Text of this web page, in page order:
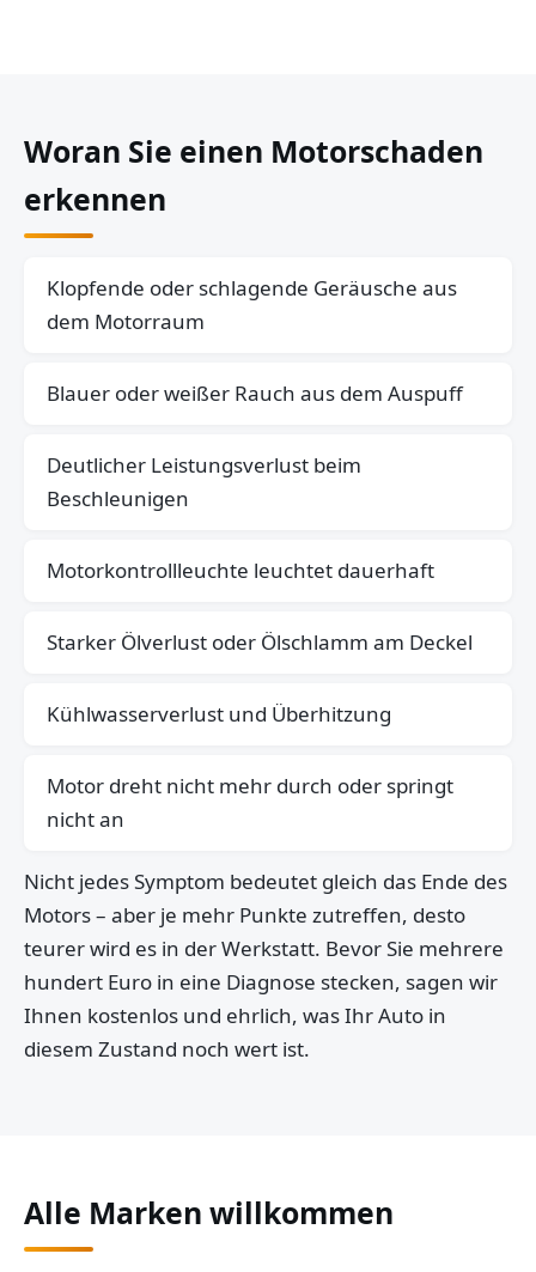
Woran Sie einen Motorschaden
erkennen
Klopfende oder schlagende Geräusche aus
dem Motorraum
Blauer oder weißer Rauch aus dem Auspuff
Deutlicher Leistungsverlust beim
Beschleunigen
Motorkontrollleuchte leuchtet dauerhaft
Starker Ölverlust oder Ölschlamm am Deckel
Kühlwasserverlust und Überhitzung
Motor dreht nicht mehr durch oder springt
nicht an
Nicht jedes Symptom bedeutet gleich das Ende des
Motors – aber je mehr Punkte zutreffen, desto
teurer wird es in der Werkstatt. Bevor Sie mehrere
hundert Euro in eine Diagnose stecken, sagen wir
Ihnen kostenlos und ehrlich, was Ihr Auto in
diesem Zustand noch wert ist.
Alle Marken willkommen